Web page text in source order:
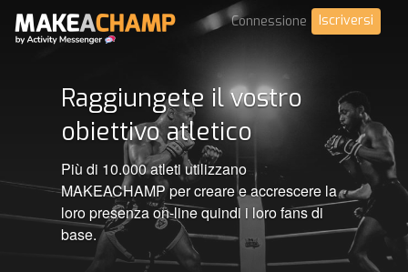
Connessione Iscriversi
Raggiungete il vostro
obiettivo atletico
Più di 10.000 atleti utilizzano
MAKEACHAMP per creare e accrescere la
loro presenza on-line quindi i loro fans di
base.